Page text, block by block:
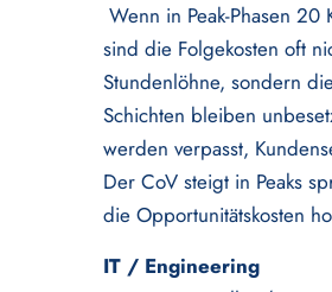
Wenn in Peak-Phasen 20
sind die Folgekosten oft
Stundenlöhne, sondern
Schichten bleiben
werden verpasst,
Der CoV steigt in Peaks
die Opportunitätskosten
IT / Engineering